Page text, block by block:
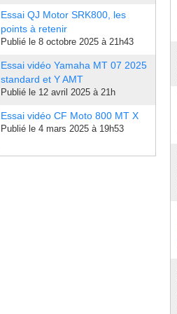
Essai QJ Motor SRK800, les
points à retenir
Publié le 8 octobre 2025 à 21h43
Essai vidéo Yamaha MT 07 2025
standard et Y AMT
Publié le 12 avril 2025 à 21h
Essai vidéo CF Moto 800 MT X
Publié le 4 mars 2025 à 19h53